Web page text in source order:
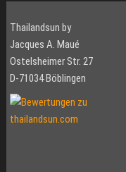
Thailandsun by
Jacques A. Maué
Ostelsheimer Str. 27
D-71034 Böblingen